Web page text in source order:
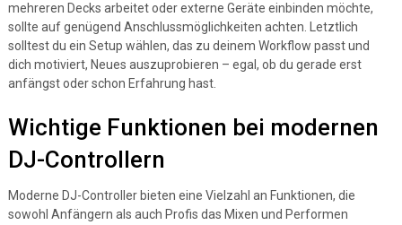
mehreren Decks arbeitet oder externe Geräte einbinden möchte,
sollte auf genügend Anschlussmöglichkeiten achten. Letztlich
solltest du ein Setup wählen, das zu deinem Workflow passt und
dich motiviert, Neues auszuprobieren – egal, ob du gerade erst
anfängst oder schon Erfahrung hast.
Wichtige Funktionen bei modernen
DJ-Controllern
Moderne DJ-Controller bieten eine Vielzahl an Funktionen, die
sowohl Anfängern als auch Profis das Mixen und Performen